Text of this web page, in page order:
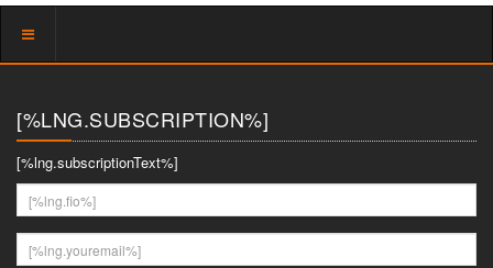
Показать
[%LNG.SUBSCRIPTION%]
[%lng.subscriptionText%]
[%lng.fio%]
[%lng.youremail%]